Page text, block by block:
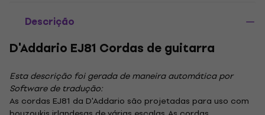
Descrição
D'Addario EJ81 Cordas de guitarra
Esta descrição foi gerada de maneira automática por
Software de tradução:
As cordas EJ81 da D'Addario são projetadas para uso com